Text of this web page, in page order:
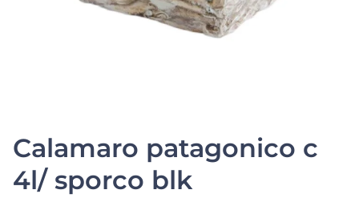
Calamaro patagonico c
4l/ sporco blk